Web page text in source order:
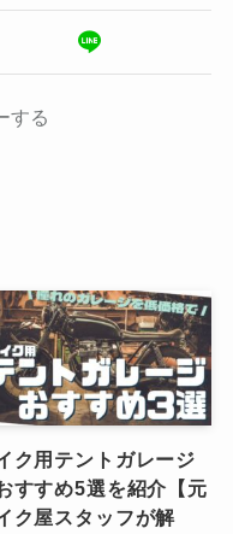
する
ク用テントガレージ
すすめ5選を紹介【元
ク屋スタッフが解